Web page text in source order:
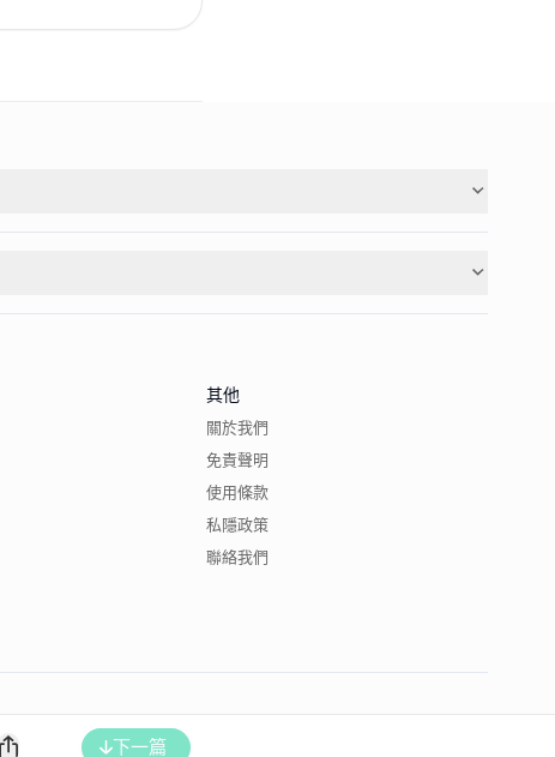
下一篇
其他
關於我們
免責聲明
使用條款
私隱政策
聯絡我們